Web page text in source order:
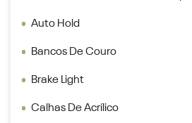
Auto Hold
Bancos De Couro
Brake Light
Calhas De Acrílico